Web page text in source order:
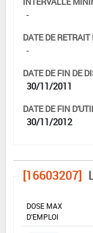
-
DATE DE RETRAIT
-
DATE DE FIN DE
30/11/2011
DATE DE FIN
30/11/2012
[16603207]
DOSE MAX
D'EMPLOI